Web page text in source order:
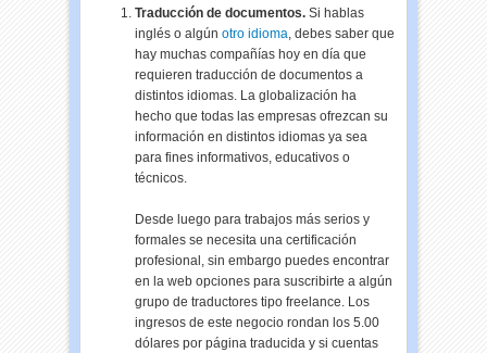
Traducción de documentos. Si hablas
inglés o algúnotro idioma, debes saber que
hay muchas compañías hoy en día que
requieren traducción de documentos a
distintos idiomas. Laglobalización ha
hecho que todas las empresas ofrezcan su
información en distintos idiomas ya sea
para fines informativos, educativos o
técnicos.
Desde luego para trabajos más serios y
formales se necesita una certificación
profesional, sin embargo puedes encontrar
en laweb opciones para suscribirte a algún
grupo de traductores tipofreelance. Los
ingresos de este negocio rondan los 5.00
dólares por página traducida y si cuentas